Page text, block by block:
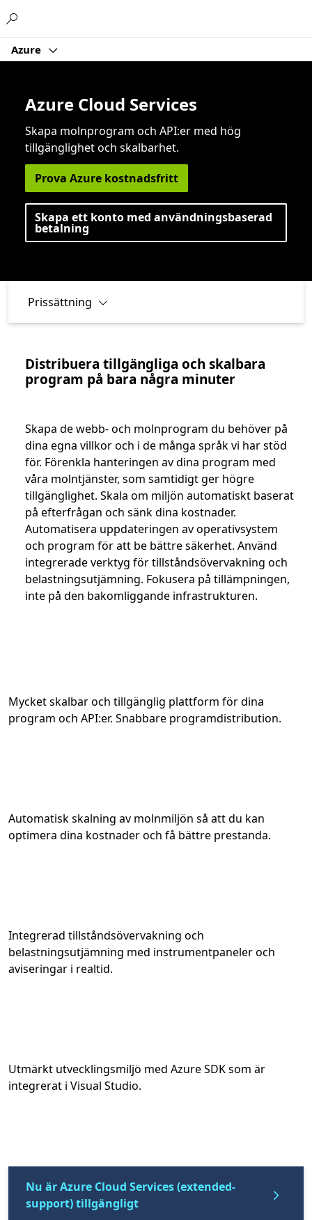
Azure
Azure Cloud Services
Skapa molnprogram och API:er med hög
tillgänglighet och skalbarhet.
Prova Azure kostnadsfritt
Skapa ett konto med användningsbaserad
betalning
Prissättning
Distribuera tillgängliga och skalbara
program på bara några minuter
Skapa de webb- och molnprogram du behöver på
dina egna villkor och i de många språk vi har stöd
för. Förenkla hanteringen av dina program med
våra molntjänster, som samtidigt ger högre
tillgänglighet. Skala om miljön automatiskt baserat
på efterfrågan och sänk dina kostnader.
Automatisera uppdateringen av operativsystem
och program för att be bättre säkerhet. Använd
integrerade verktyg för tillståndsövervakning och
belastningsutjämning. Fokusera på tillämpningen,
inte på den bakomliggande infrastrukturen.
Mycket skalbar och tillgänglig plattform för dina
program och API:er. Snabbare programdistribution.
Automatisk skalning av molnmiljön så att du kan
optimera dina kostnader och få bättre prestanda.
Integrerad tillståndsövervakning och
belastningsutjämning med instrumentpaneler och
aviseringar i realtid.
Utmärkt utvecklingsmiljö med Azure SDK som är
integrerat i Visual Studio.
Nu är Azure Cloud Services (extended-
support) tillgängligt